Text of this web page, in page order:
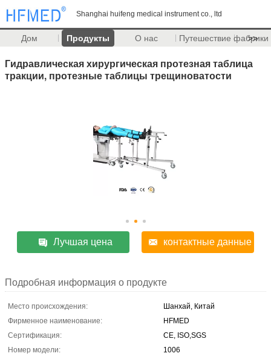
Shanghai huifeng medical instrument co., ltd
Дом Продукты О нас Путешествие фабрики
>>
Гидравлическая хирургическая протезная таблица
тракции, протезные таблицы трещиноватости
Лучшая цена контактные данные
Подробная информация о продукте
Место происхождения:
Шанхай, Китай
Фирменное наименование:
HFMED
Сертификация:
CE, ISO,SGS
Номер модели:
1006